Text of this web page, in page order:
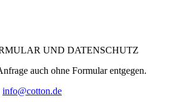
UND DATENSCHUTZ
auch ohne Formular entgegen.
info@cotton.de